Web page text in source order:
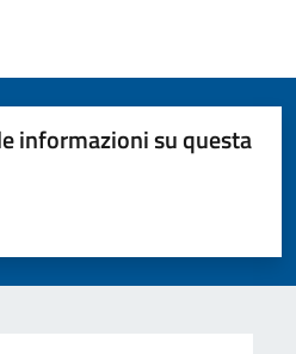
informazioni su questa
su 5
su 5